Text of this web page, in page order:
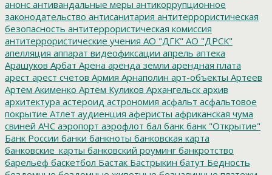
анонс антивандальные меры антикоррупционное
законодательство антисанитария антитеррористическая
безопасность антитеррористическая комиссия
антитеррористические учения АО "ДГК" АО "ДРСК"
апелляция аппарат видеофиксации апрель аптека
Арашуков Арбат Арена аренда земли арендная плата
арест арест счетов Армия Арнаполин арт-объекты Артеев
Артём Акименко Артём Куликов Архангельск архив
архитектура астероид астрономия асфальт асфальтовое
покрытие Атлет аудиенция аферисты африканская чума
свиней АЧС аэропорт аэрофлот бал банк банк "Открытие"
Банк России банки банкноты банковская карта
банковские_карты банковский роуминг банкротство
барельеф баскетбол Бастак Бастрыкин батут Бедность